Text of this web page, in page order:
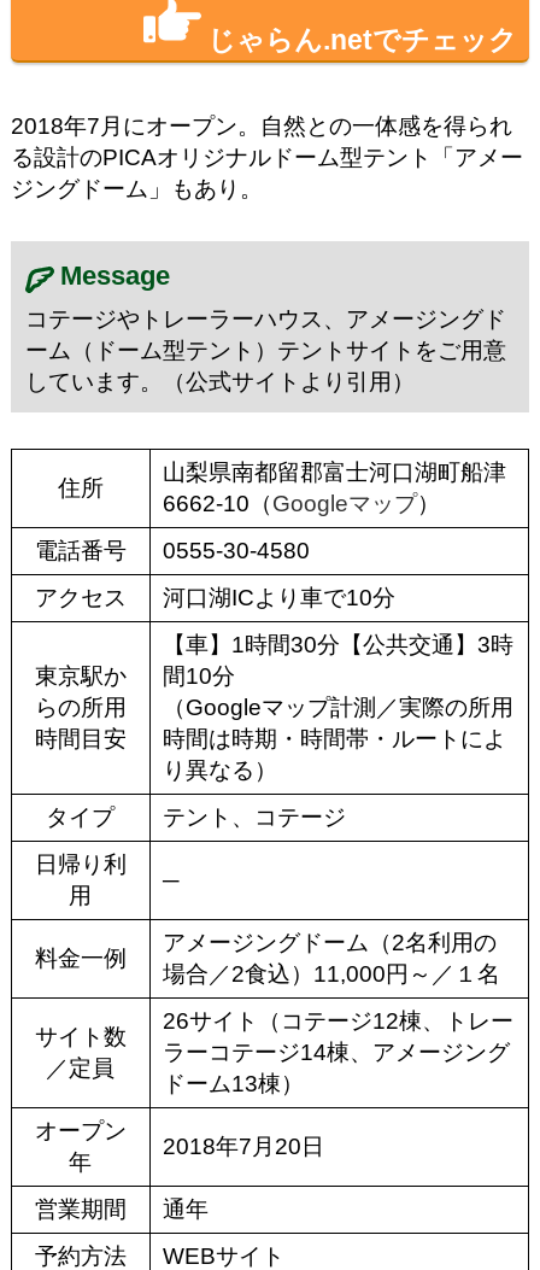
じゃらん.netでチェック
2018年7月にオープン。自然との一体感を得られ
る設計のPICAオリジナルドーム型テント「アメー
ジングドーム」もあり。
Message
コテージやトレーラーハウス、アメージングド
ーム（ドーム型テント）テントサイトをご用意
しています。（公式サイトより引用）
住所
山梨県南都留郡富士河口湖町船津
6662-10（Googleマップ）
電話番号
0555-30-4580
アクセス
河口湖ICより車で10分
東京駅か
らの所用
時間目安
【車】1時間30分【公共交通】3時
間10分
（Googleマップ計測／実際の所用
時間は時期・時間帯・ルートによ
り異なる）
タイプ
テント、コテージ
日帰り利
用
─
料金一例
アメージングドーム（2名利用の
場合／2食込）11,000円～／１名
サイト数
／定員
26サイト（コテージ12棟、トレー
ラーコテージ14棟、アメージング
ドーム13棟）
オープン
年
2018年7月20日
営業期間
通年
予約方法
WEBサイト